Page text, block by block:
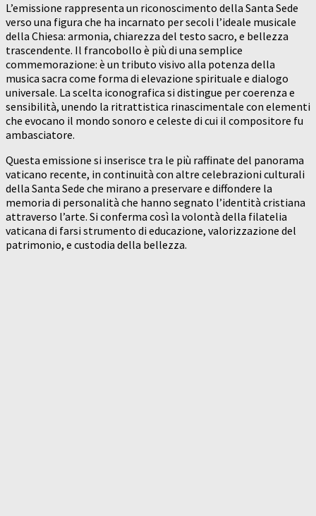
L’emissione rappresenta un riconoscimento della Santa Sede
verso una figura che ha incarnato per secoli l’ideale musicale
della Chiesa: armonia, chiarezza del testo sacro, e bellezza
trascendente. Il francobollo è più di una semplice
commemorazione: è un tributo visivo alla potenza della
musica sacra come forma di elevazione spirituale e dialogo
universale. La scelta iconografica si distingue per coerenza e
sensibilità, unendo la ritrattistica rinascimentale con elementi
che evocano il mondo sonoro e celeste di cui il compositore fu
ambasciatore.
Questa emissione si inserisce tra le più raffinate del panorama
vaticano recente, in continuità con altre celebrazioni culturali
della Santa Sede che mirano a preservare e diffondere la
memoria di personalità che hanno segnato l’identità cristiana
attraverso l’arte. Si conferma così la volontà della filatelia
vaticana di farsi strumento di educazione, valorizzazione del
patrimonio, e custodia della bellezza.